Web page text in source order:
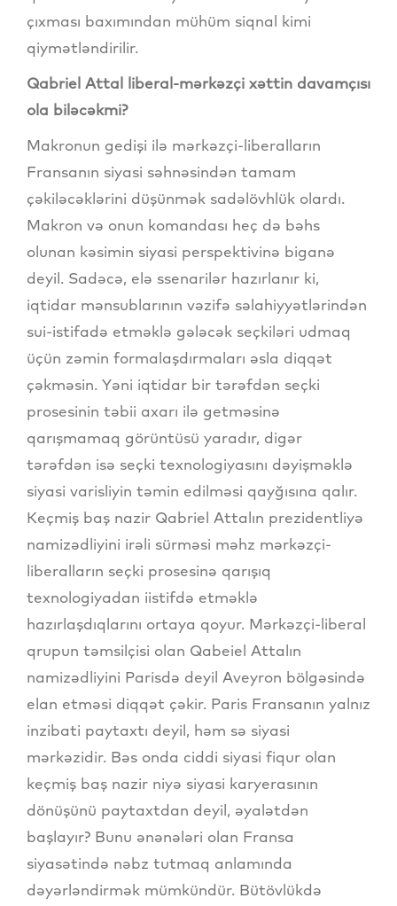
çıxması baxımından mühüm siqnal kimi
qiymətləndirilir.
Qabriel Attal liberal-mərkəzçi xəttin davamçısı
ola biləcəkmi?
Makronun gedişi ilə mərkəzçi-liberalların
Fransanın siyasi səhnəsindən tamam
çəkiləcəklərini düşünmək sadəlövhlük olardı.
Makron və onun komandası heç də bəhs
olunan kəsimin siyasi perspektivinə biganə
deyil. Sadəcə, elə ssenarilər hazırlanır ki,
iqtidar mənsublarının vəzifə səlahiyyətlərindən
sui-istifadə etməklə gələcək seçkiləri udmaq
üçün zəmin formalaşdırmaları əsla diqqət
çəkməsin. Yəni iqtidar bir tərəfdən seçki
prosesinin təbii axarı ilə getməsinə
qarışmamaq görüntüsü yaradır, digər
tərəfdən isə seçki texnologiyasını dəyişməklə
siyasi varisliyin təmin edilməsi qayğısına qalır.
Keçmiş baş nazir Qabriel Attalın prezidentliyə
namizədliyini irəli sürməsi məhz mərkəzçi-
liberalların seçki prosesinə qarışıq
texnologiyadan iistifdə etməklə
hazırlaşdıqlarını ortaya qoyur. Mərkəzçi-liberal
qrupun təmsilçisi olan Qabeiel Attalın
namizədliyini Parisdə deyil Aveyron bölgəsində
elan etməsi diqqət çəkir. Paris Fransanın yalnız
inzibati paytaxtı deyil, həm sə siyasi
mərkəzidir. Bəs onda ciddi siyasi fiqur olan
keçmiş baş nazir niyə siyasi karyerasının
dönüşünü paytaxtdan deyil, əyalətdən
başlayır? Bunu ənənələri olan Fransa
siyasətində nəbz tutmaq anlamında
dəyərləndirmək mümkündür. Bütövlükdə